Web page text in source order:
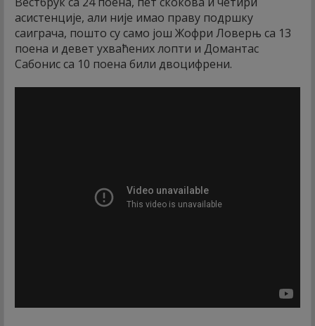
асистенције, али није имао праву подршку
саиграча, пошто су само још Жофри Ловерњ са 13
поена и девет ухваћених лопти и Домантас
Сабонис са 10 поена били двоцифрени.